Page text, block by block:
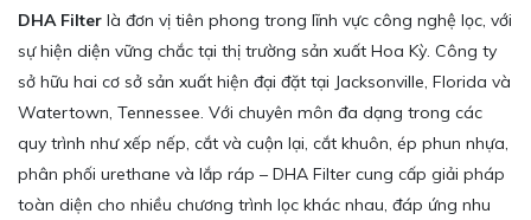
DHA Filter là đơn vị tiên phong trong lĩnh vực công nghệ lọc, với
sự hiện diện vững chắc tại thị trường sản xuất Hoa Kỳ. Công ty
sở hữu hai cơ sở sản xuất hiện đại đặt tại Jacksonville, Florida và
Watertown, Tennessee. Với chuyên môn đa dạng trong các
quy trình như xếp nếp, cắt và cuộn lại, cắt khuôn, ép phun nhựa,
phân phối urethane và lắp ráp – DHA Filter cung cấp giải pháp
toàn diện cho nhiều chương trình lọc khác nhau, đáp ứng nhu